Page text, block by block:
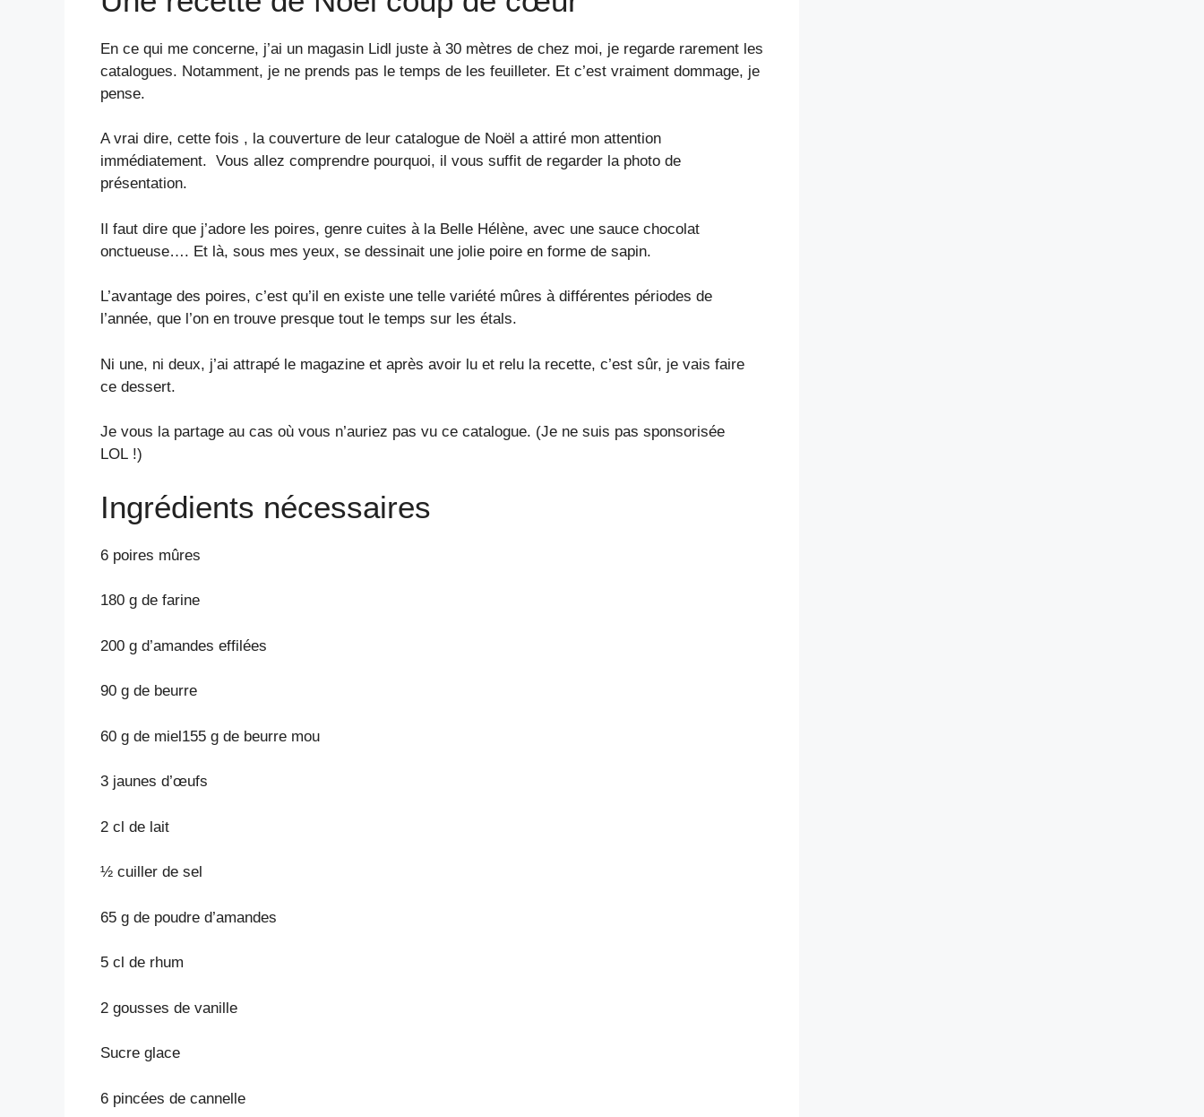
En ce qui me concerne, j’ai un magasin Lidl juste à 30 mètres de chez moi, je regarde rarement les
catalogues. Notamment, je ne prends pas le temps de les feuilleter. Et c’est vraiment dommage, je
pense.
A vrai dire, cette fois , la couverture de leur catalogue de Noël a attiré mon attention
immédiatement. Vous allez comprendre pourquoi, il vous suffit de regarder la photo de
présentation.
Il faut dire que j’adore les poires, genre cuites à la Belle Hélène, avec une sauce chocolat
onctueuse…. Et là, sous mes yeux, se dessinait une jolie poire en forme de sapin.
L’avantage des poires, c’est qu’il en existe une telle variété mûres à différentes périodes de
l’année, que l’on en trouve presque tout le temps sur les étals.
Ni une, ni deux, j’ai attrapé le magazine et après avoir lu et relu la recette, c’est sûr, je vais faire
ce dessert.
Je vous la partage au cas où vous n’auriez pas vu ce catalogue. (Je ne suis pas sponsorisée
LOL !)
Ingrédients nécessaires
6 poires mûres
180 g de farine
200 g d’amandes effilées
90 g de beurre
60 g de miel155 g de beurre mou
3 jaunes d’œufs
2 cl de lait
½ cuiller de sel
65 g de poudre d’amandes
5 cl de rhum
2 gousses de vanille
Sucre glace
6 pincées de cannelle